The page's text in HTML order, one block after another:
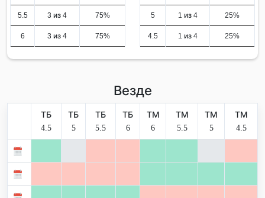
5.5 3 из 4 75%
6 3 из 4 75%
5 1 из 4 25%
4.5 1 из 4 25%
Везде
ТБ
4.5
ТБ
5
ТБ
5.5
ТБ
6
ТМ
6
ТМ
5.5
ТМ
5
ТМ
4.5